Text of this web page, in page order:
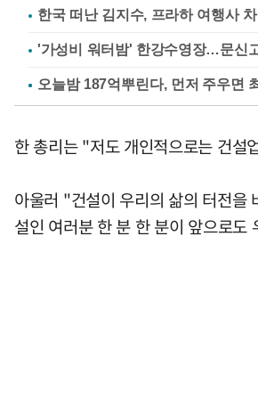
한국 떠난 김지수, 프라하 여행사
'가성비 워터밤' 한강수영장…문신
한 총리는 "저도 개인적으로는 건설
아울러 "건설이 우리의 삶의 터전을
설인 여러분 한 분 한 분이 앞으로